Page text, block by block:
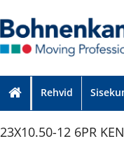
Rehvid
23X10.50-12 6PR